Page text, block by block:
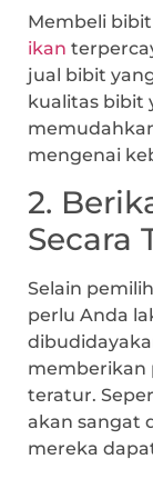
Membeli
ikan
jual bibit
kualitas bibit
mengenai
2.
Secara
Selain
perlu Anda
memberikan
teratur.
akan sangat
mereka